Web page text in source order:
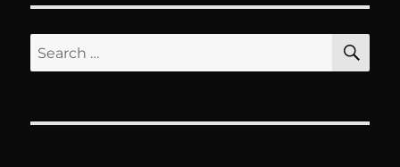
–
Search
for: